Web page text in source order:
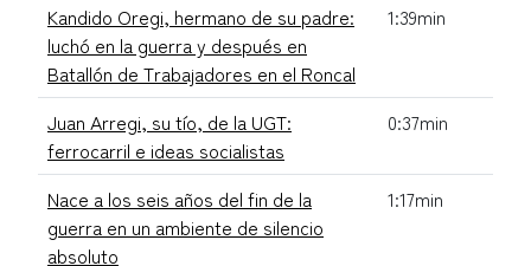
Kandido Oregi, hermano de su padre:
luchó en la guerra y después en
Batallón de Trabajadores en el Roncal
1:39min
Juan Arregi, su tío, de la UGT:
ferrocarril e ideas socialistas
0:37min
Nace a los seis años del fin de la
guerra en un ambiente de silencio
absoluto
1:17min